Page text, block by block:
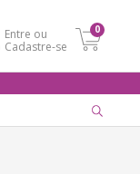
Entre ou
Cadastre-se
0